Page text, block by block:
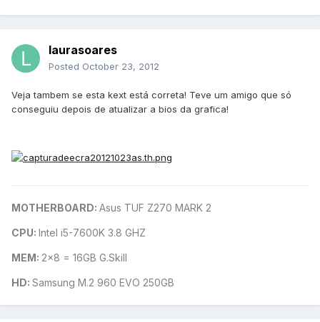
laurasoares
Posted October 23, 2012
Veja tambem se esta kext está correta! Teve um amigo que só
conseguiu depois de atualizar a bios da grafica!
MOTHERBOARD: Asus TUF Z270 MARK 2
CPU: Intel i5-7600K 3.8 GHZ
MEM: 2x8 = 16GB G.Skill
HD: Samsung M.2 960 EVO 250GB